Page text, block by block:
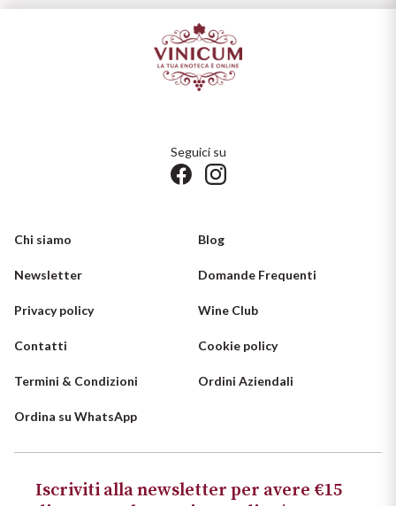
Seguici su
Chi siamo Blog
Newsletter Domande Frequenti
Privacy policy Wine Club
Contatti Cookie policy
Termini & Condizioni Ordini Aziendali
Ordina su WhatsApp
Iscriviti alla newsletter per avere €15